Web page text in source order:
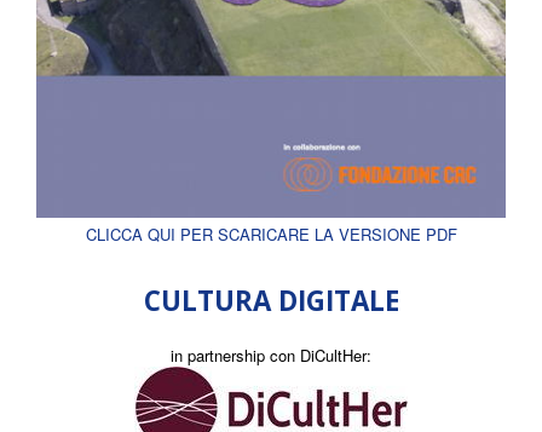
CLICCA QUI PER SCARICARE LA VERSIONE PDF
CULTURA DIGITALE
in partnership con DiCultHer: